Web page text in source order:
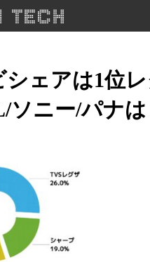
シェアは1位
ソニー/パナ